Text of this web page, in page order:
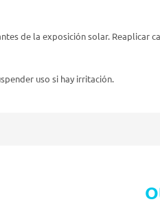
de la exposición solar. Reaplicar
uso si hay irritación.